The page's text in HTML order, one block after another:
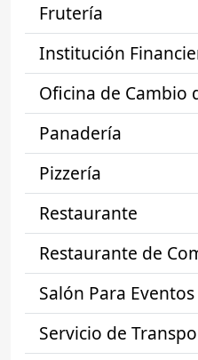
Frutería
Institución
Oficina de Cambio
Panadería
Pizzería
Restaurante
Restaurante de
Salón Para Eventos
Servicio de